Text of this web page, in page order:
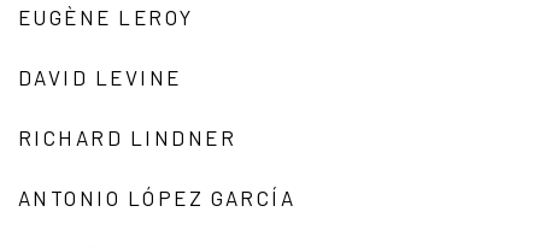
EUGÈNE LEROY
DAVID LEVINE
RICHARD LINDNER
ANTONIO LÓPEZ GARCÍA